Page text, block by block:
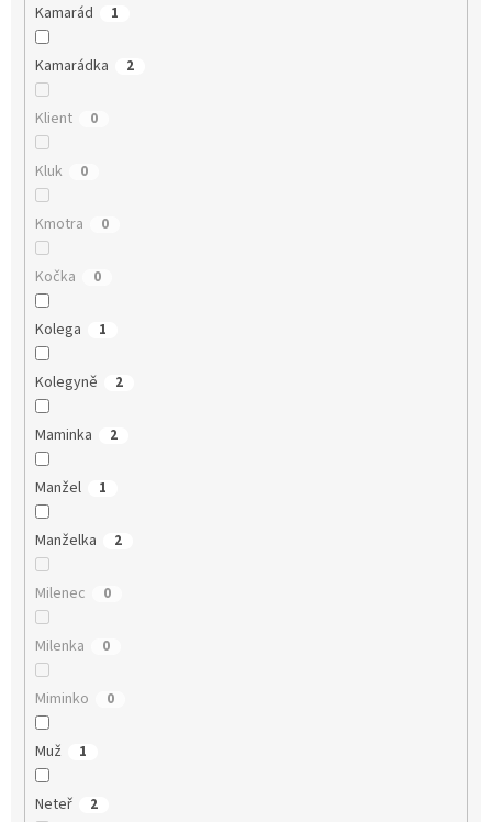
Kamarád 1
Kamarádka 2
Klient 0
Kluk 0
Kmotra 0
Kočka 0
Kolega 1
Kolegyně 2
Maminka 2
Manžel 1
Manželka 2
Milenec 0
Milenka 0
Miminko 0
Muž 1
Neteř 2